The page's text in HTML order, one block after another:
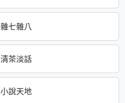
雜七雜八
清茶淡話
小說天地